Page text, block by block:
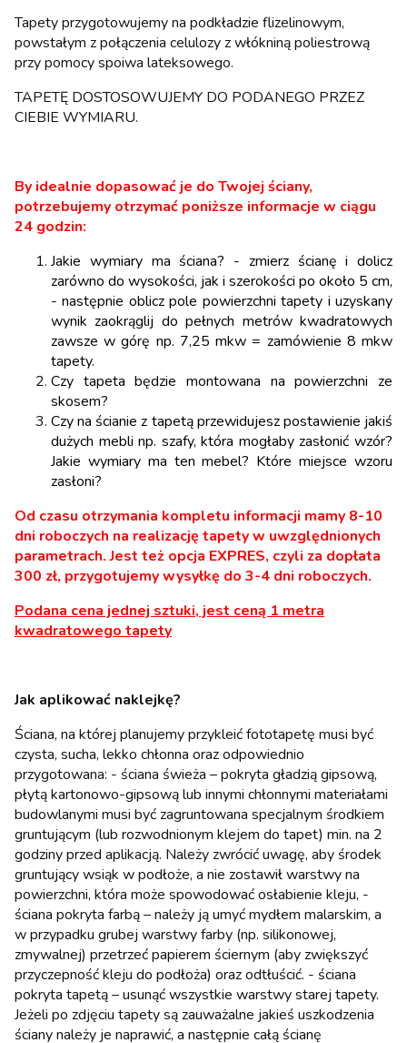
Tapety przygotowujemy na podkładzie flizelinowym,
powstałym z połączenia celulozy z włókniną poliestrową
przy pomocy spoiwa lateksowego.
TAPETĘ DOSTOSOWUJEMY DO PODANEGO PRZEZ
CIEBIE WYMIARU.
By idealnie dopasować je do Twojej ściany,
potrzebujemy otrzymać poniższe informacje w ciągu
24 godzin:
Jakie wymiary ma ściana? - zmierz ścianę i dolicz
zarówno do wysokości, jak i szerokości po około 5 cm,
- następnie oblicz pole powierzchni tapety i uzyskany
wynik zaokrąglij do pełnych metrów kwadratowych
zawsze w górę np. 7,25 mkw = zamówienie 8 mkw
tapety.
Czy tapeta będzie montowana na powierzchni ze
skosem?
Czy na ścianie z tapetą przewidujesz postawienie jakiś
dużych mebli np. szafy, która mogłaby zasłonić wzór?
Jakie wymiary ma ten mebel? Które miejsce wzoru
zasłoni?
Od czasu otrzymania kompletu informacji mamy 8-10
dni roboczych na realizację tapety w uwzględnionych
parametrach. Jest też opcja EXPRES, czyli za dopłata
300 zł, przygotujemy wysyłkę do 3-4 dni roboczych.
Podana cena jednej sztuki, jest ceną 1 metra
kwadratowego tapety
Jak aplikować naklejkę?
Ściana, na której planujemy przykleić fototapetę musi być
czysta, sucha, lekko chłonna oraz odpowiednio
przygotowana: - ściana świeża – pokryta gładzią gipsową,
płytą kartonowo-gipsową lub innymi chłonnymi materiałami
budowlanymi musi być zagruntowana specjalnym środkiem
gruntującym (lub rozwodnionym klejem do tapet) min. na 2
godziny przed aplikacją. Należy zwrócić uwagę, aby środek
gruntujący wsiąk w podłoże, a nie zostawił warstwy na
powierzchni, która może spowodować osłabienie kleju, -
ściana pokryta farbą – należy ją umyć mydłem malarskim, a
w przypadku grubej warstwy farby (np. silikonowej,
zmywalnej) przetrzeć papierem ściernym (aby zwiększyć
przyczepność kleju do podłoża) oraz odtłuścić. - ściana
pokryta tapetą – usunąć wszystkie warstwy starej tapety.
Jeżeli po zdjęciu tapety są zauważalne jakieś uszkodzenia
ściany należy je naprawić, a następnie całą ścianę